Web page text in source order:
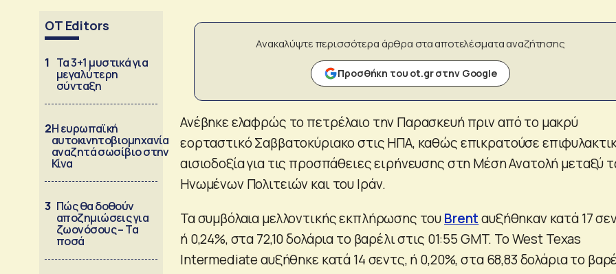
OT Editors
1 Τα 3+1 μυστικά για
μεγαλύτερη
σύνταξη
2Η ευρωπαϊκή
αυτοκινητοβιομηχανία
αναζητά σωσίβιο στην
Κίνα
3 Πώς θα δοθούν
αποζημιώσεις για
ζωονόσους – Τα
ποσά
Ανακαλύψτε περισσότερα άρθρα στα αποτελέσματα αναζήτησης
Προσθήκη του ot.gr στην Google
Ανέβηκε ελαφρώς το πετρέλαιο την Παρασκευή πριν από το μακρύ
εορταστικό Σαββατοκύριακο στις ΗΠΑ, καθώς επικρατούσε
αισιοδοξία για τις προσπάθειες ειρήνευσης στη Μέση Ανατολή μεταξύ
Ηνωμένων Πολιτειών και του Ιράν.
Τα συμβόλαια μελλοντικής εκπλήρωσης τουBrentαυξήθηκαν κατά 17
ή 0,24%, στα 72,10 δολάρια το βαρέλι στις 01:55 GMT. Το West Texas
Intermediate αυξήθηκε κατά 14 σεντς, ή 0,20%, στα 68,83 δολάρια το